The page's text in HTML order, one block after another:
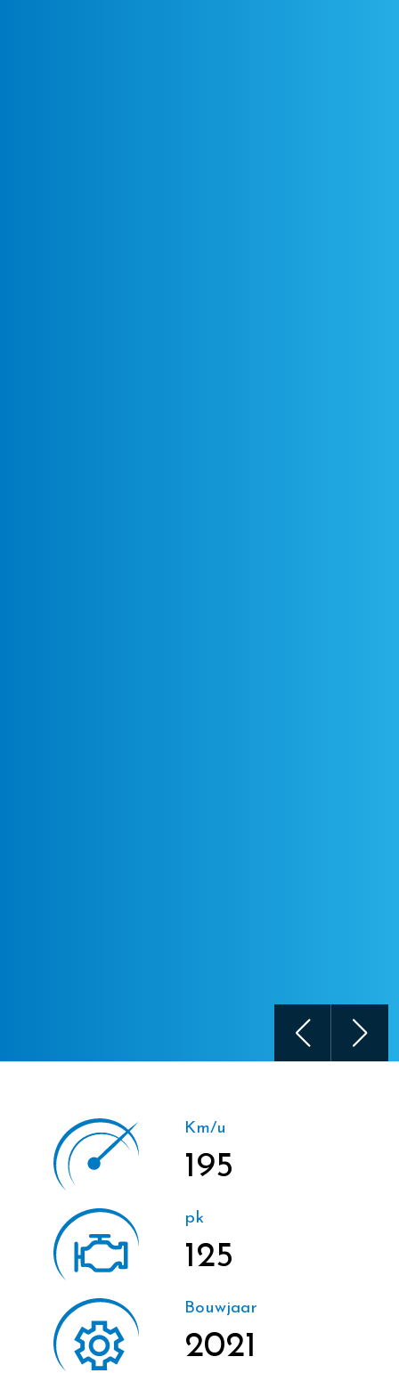
Km/u
195
pk
125
Bouwjaar
2021